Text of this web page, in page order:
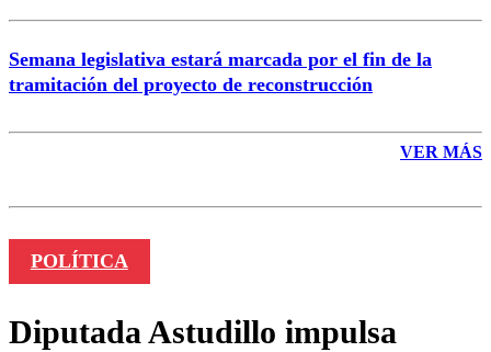
Semana legislativa estará marcada por el fin de la
tramitación del proyecto de reconstrucción
VER MÁS
POLÍTICA
Diputada Astudillo impulsa